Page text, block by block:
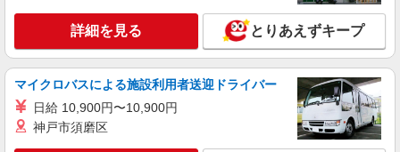
千葉県船橋市浜町2-1-1 ららぽーとTOKYO-
BAY
キープ 詳細を見る
契約社員
Levi's(R) STORE
詳細を見る とりあえずキープ
マイクロバスによる施設利用者送迎ドライバー
日給 10,900円〜10,900円
神戸市須磨区